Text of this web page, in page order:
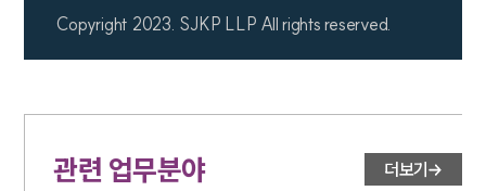
법률서식
뉴스레터/브로슈어
세미나
대륜법률상담예약
Copyright 2023. SJKP LLP All rights reserved.
관련 업무분야 더보기